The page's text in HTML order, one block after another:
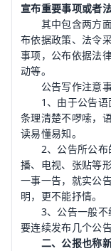
宣布重要事项或者
其中包含两方面
布依据政策、法令
事项，公布依据法
动等。
公告写作注意事
1、由于公告语面
条理清楚不啰嗦，
读易懂易知。
2、公告所公布
播、电视、张贴等
一事一告，就实公
明，更不能抒情。
3、公告一般不
要连续发布几个公
二、公报也称